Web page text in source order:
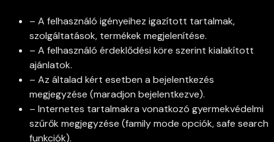
– A felhasználó igényeihez igazított tartalmak,
szolgáltatások, termékek megjelenítése.
– A felhasználó érdeklődési köre szerint kialakított
ajánlatok.
– Az általad kért esetben a bejelentkezés
megjegyzése (maradjon bejelentkezve).
– Internetes tartalmakra vonatkozó gyermekvédelmi
szűrők megjegyzése (family mode opciók, safe search
funkciók).